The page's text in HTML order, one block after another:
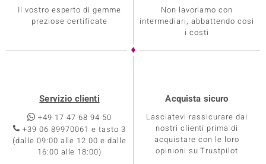
Il vostro esperto di gemme
preziose certificate
Non lavoriamo con
intermediari, abbattendo così
i costi
Servizio clienti
+49 17 47 68 94 50
+39 06 89970061 e tasto 3
(dalle 09:00 alle 12:00 e dalle
16:00 alle 18:00)
Acquista sicuro
Lasciatevi rassicurare dai
nostri clienti prima di
acquistare con le loro
opinioni su Trustpilot